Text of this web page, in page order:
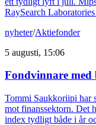
RaySearch
nyheter/Aktiefonder
5 augusti, 15:06
Fondvinnare
Tommi Saukkoriipi har
mot finanssektorn. Det
index tydligt både i år